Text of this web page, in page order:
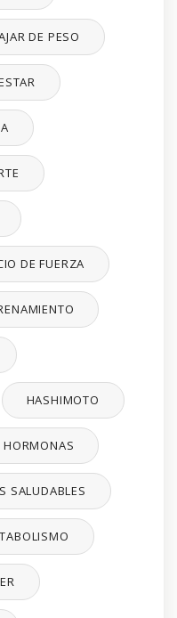
DE PESO
DE FUERZA
HASHIMOTO
HORMONAS
SALUDABLES